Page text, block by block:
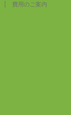
費用のご案内